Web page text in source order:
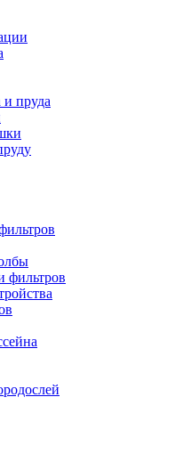
пруда
фильтров